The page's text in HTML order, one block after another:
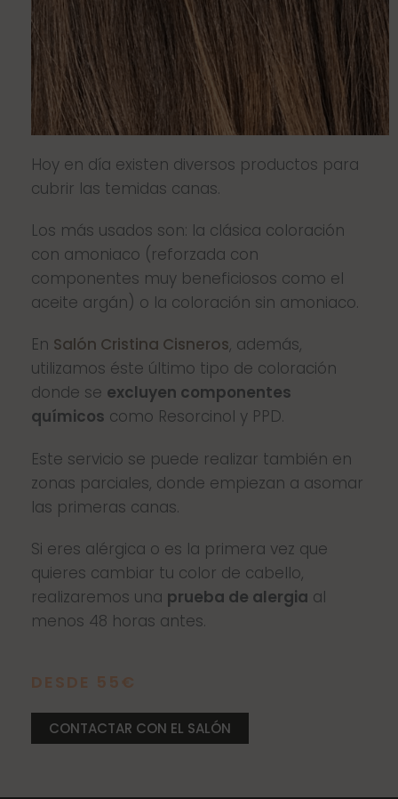
Hoy en día existen diversos productos para
cubrir las temidas canas.
Los más usados son: la clásica coloración
con amoniaco (reforzada con
componentes muy beneficiosos como el
aceite argán) o la coloración sin amoniaco.
En Salón Cristina Cisneros, además,
utilizamos éste último tipo de coloración
donde se excluyen componentes
químicos como Resorcinol y PPD.
Este servicio se puede realizar también en
zonas parciales, donde empiezan a asomar
las primeras canas.
Si eres alérgica o es la primera vez que
quieres cambiar tu color de cabello,
realizaremos una prueba de alergia al
menos 48 horas antes.
DESDE 55€
CONTACTAR CON EL SALÓN